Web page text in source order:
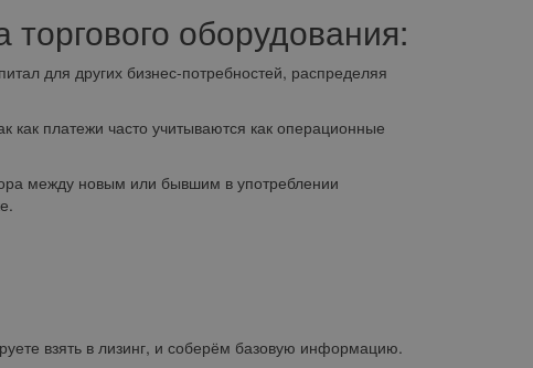
оборудования:
для других бизнес-потребностей, распределяя
платежи часто учитываются как операционные
между новым или бывшим в употреблении
взять в лизинг, и соберём базовую информацию.